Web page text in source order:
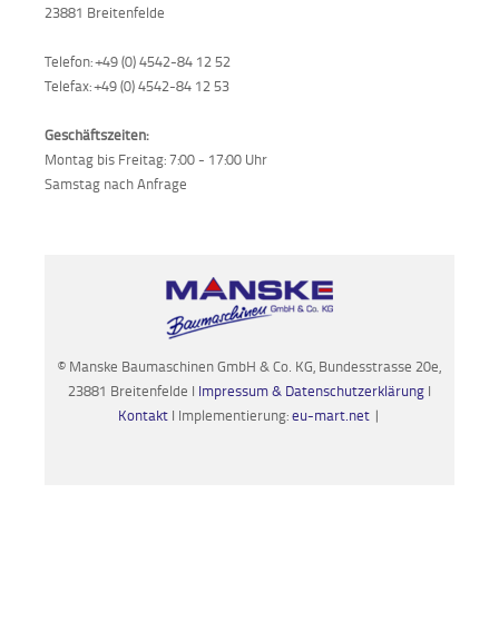
23881 Breitenfelde
Telefon: +49 (0) 4542-84 12 52
Telefax: +49 (0) 4542-84 12 53
Geschäftszeiten:
Montag bis Freitag: 7:00 - 17:00 Uhr
Samstag nach Anfrage
© Manske Baumaschinen GmbH & Co. KG, Bundesstrasse 20e,
23881 Breitenfelde I Impressum & Datenschutzerklärung I
Kontakt I Implementierung:eu-mart.net |